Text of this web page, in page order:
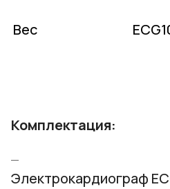
Вес
Комплектация:
Электрокардиограф